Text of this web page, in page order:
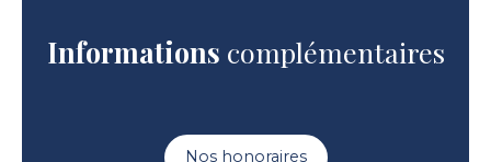
Informations complémentaires
Nos honoraires